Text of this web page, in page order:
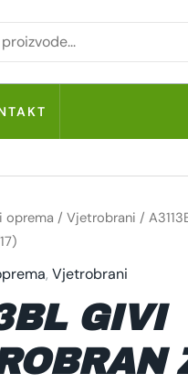
oprema / Vjetrobrani /
, Vjetrobrani
GIVI